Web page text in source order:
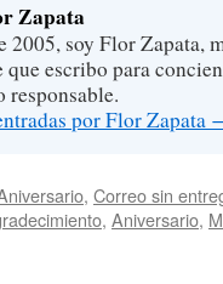
Zapata
2005, soy Flor Zapata,
que escribo para
responsable.
por Flor Zapata
, Correo sin
, Aniversario,